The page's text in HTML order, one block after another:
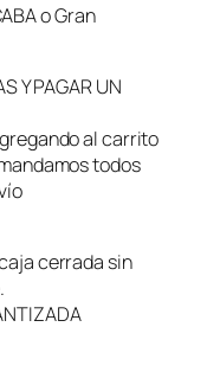
o Gran
Y PAGAR UN
al carrito
todos
cerrada sin